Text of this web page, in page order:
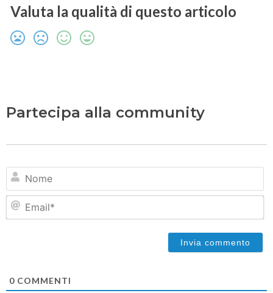
Valuta la qualità di questo articolo
Partecipa alla community
0 COMMENTI